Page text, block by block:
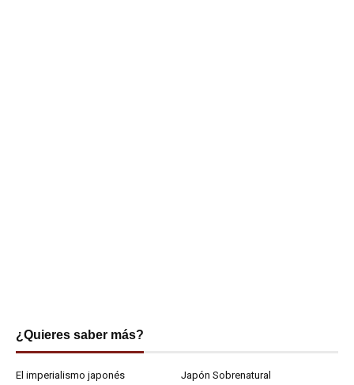
¿Quieres saber más?
El imperialismo japonés
Japón Sobrenatural